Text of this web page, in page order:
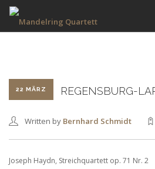
TERMINE
HAMBACHER MUSIKFEST
KONTAKT
22 MÄRZ REGENSBURG-
Written by Bernhard Schmidt
Joseph Haydn, Streichquartett op. 71 Nr. 2